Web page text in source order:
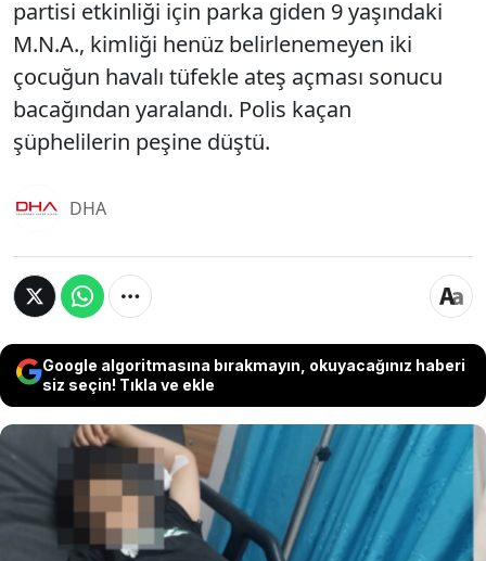
partisi etkinliği için parka giden 9 yaşındaki
M.N.A., kimliği henüz belirlenemeyen iki
çocuğun havalı tüfekle ateş açması sonucu
bacağından yaralandı. Polis kaçan
şüphelilerin peşine düştü.
DHA
Google algoritmasına bırakmayın, okuyacağınız haberi
siz seçin! Tıkla ve ekle
Batman’da sınıf arkadaşlarıyla birlikte veda
partisi etkinliği için parka giden 9 yaşındaki
M.N.A., kimliği henüz belirlenemeyen iki